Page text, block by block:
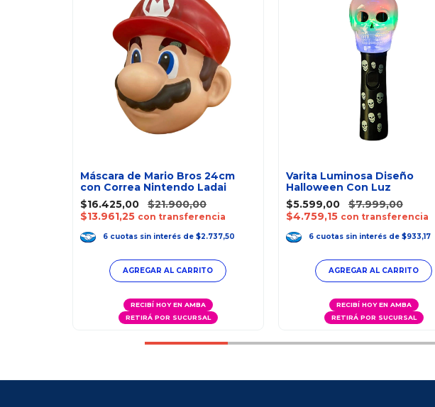
Máscara de Mario Bros 24cm
con Correa Nintendo Ladai
$16.425,00
$21.900,00
$13.961,25 con transferencia
6 cuotas sin interés de $2.737,50
RECIBÍ HOY EN AMBA
RETIRÁ POR SUCURSAL
Varita Luminosa Diseño
Halloween Con Luz
$5.599,00
$7.999,00
$4.759,15 con transferencia
6 cuotas sin interés de $933,17
RECIBÍ HOY EN AMBA
RETIRÁ POR SUCURSAL